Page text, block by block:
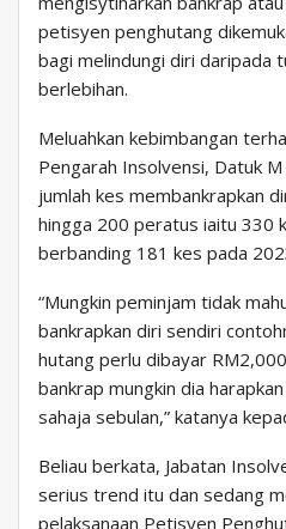
petisyen penghutang
bagi melindungi diri daripada
berlebihan.
Meluahkan kebimbangan
Pengarah Insolvensi, Datuk
jumlah kes membankrapkan
hingga 200 peratus iaitu 330
berbanding 181 kes pada
“Mungkin peminjam tidak
bankrapkan diri sendiri
hutang perlu dibayar
bankrap mungkin dia
sahaja sebulan,” katanya
Beliau berkata, Jabatan
serius trend itu dan sedang
pelaksanaan Petisyen